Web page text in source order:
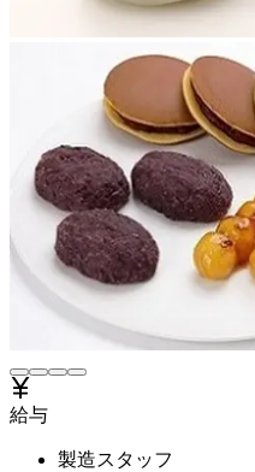
給与
製造スタッフ